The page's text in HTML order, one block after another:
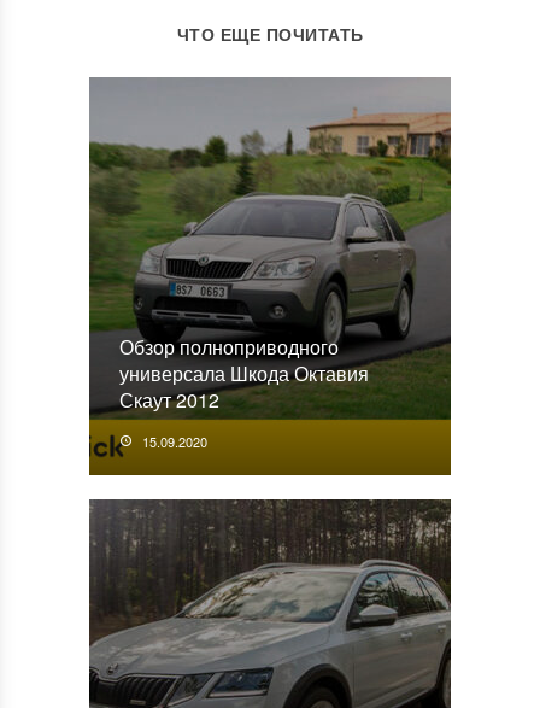
ЧТО ЕЩЕ ПОЧИТАТЬ
Обзор полноприводного
универсала Шкода Октавия
Скаут 2012
15.09.2020